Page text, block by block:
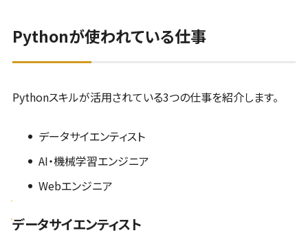
Pythonが使われている仕事
Pythonスキルが活用されている3つの仕事を紹介します。
データサイエンティスト
AI・機械学習エンジニア
Webエンジニア
データサイエンティスト